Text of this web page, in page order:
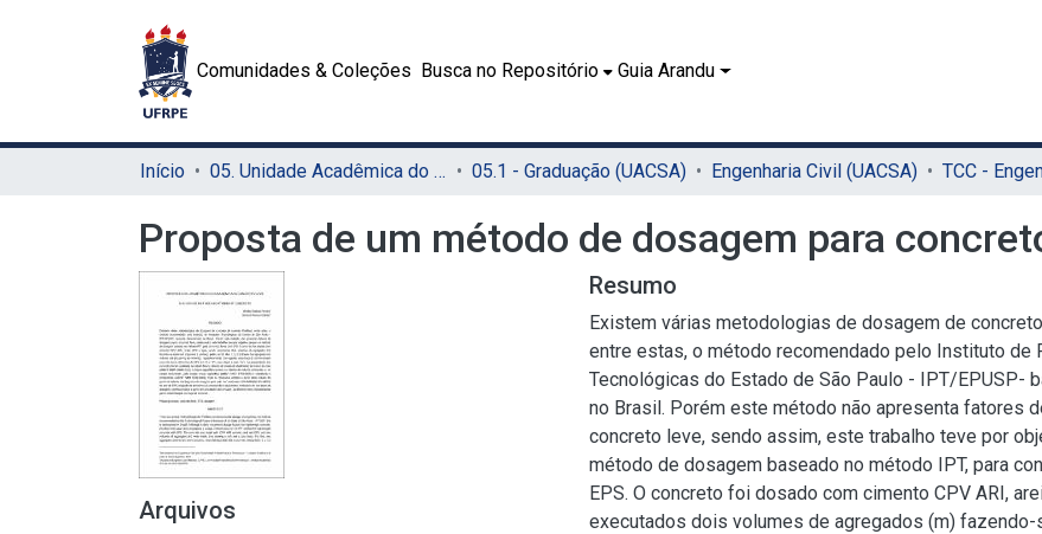
Comunidades & Coleções Busca no Repositório Guia Arandu
Início 05. Unidade Acadêmica do Cabo de Santo Agostinho (UACSA) 05.1 - Graduação (UACSA) Engenharia Civil (UACSA)
Proposta de um método de dosagem para
Arquivos
Resumo
Existem várias metodologias de dosagem de
entre estas, o método recomendado pelo Instituto de
Tecnológicas do Estado de São Paulo - IPT/EPUSP-
no Brasil. Porém este método não apresenta fatores
concreto leve, sendo assim, este trabalho teve por
método de dosagem baseado no método IPT, para
EPS. O concreto foi dosado com cimento CPV ARI,
executados dois volumes de agregados (m)